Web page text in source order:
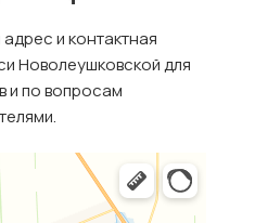
и контактная
Новолеушковской для
и по вопросам